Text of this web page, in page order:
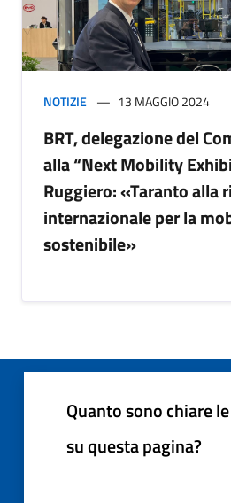
NOTIZIE 13 MAGGIO 2024
BRT, delegazione del
alla “Next Mobility
Ruggiero: «Taranto alla
internazionale per la
sostenibile»
Quanto sono chiare
su questa pagina?